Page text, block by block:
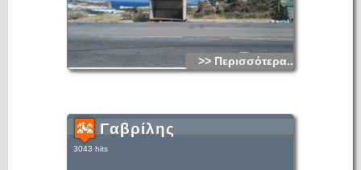
>> Περισσότερα...
Γαβρίλης
3043 hits